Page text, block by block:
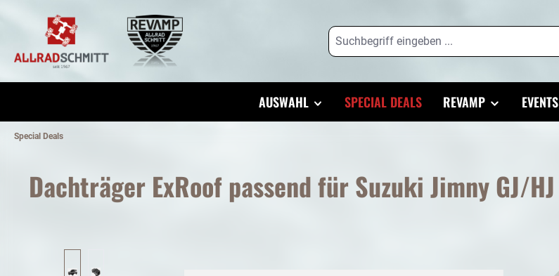
springen
AUSWAHL SPECIAL DEALS REVAMP EVENTS
Special Deals
Dachträger ExRoof passend für Suzuki Jimny GJ/HJ